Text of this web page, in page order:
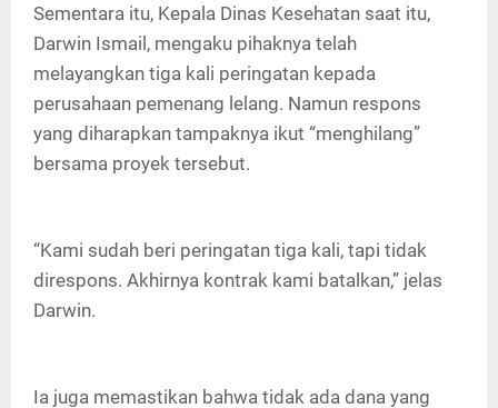
Sementara itu, Kepala Dinas Kesehatan saat itu,
Darwin Ismail, mengaku pihaknya telah
melayangkan tiga kali peringatan kepada
perusahaan pemenang lelang. Namun respons
yang diharapkan tampaknya ikut “menghilang”
bersama proyek tersebut.
“Kami sudah beri peringatan tiga kali, tapi tidak
direspons. Akhirnya kontrak kami batalkan,” jelas
Darwin.
Ia juga memastikan bahwa tidak ada dana yang